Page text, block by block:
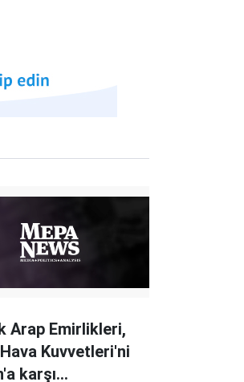
Arap Emirlikleri,
Kuvvetleri'ni
karşı